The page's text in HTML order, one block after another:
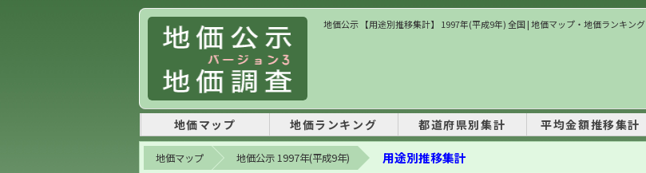
地価公示 【用途別推移集計】 1997年(平成9年) 全国 | 地価マップ・地価ランキング
地価マップ 地価ランキング 都道府県別集計 平均金額推移集計
地価マップ 地価公示 1997年(平成9年) 用途別推移集計